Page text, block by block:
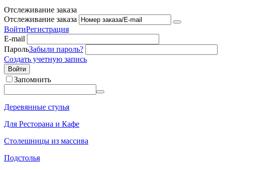
Отслеживание заказа
Отслеживание заказа
ВойтиРегистрация
E-mail
ПарольЗабыли пароль?
Создать учетную запись
Войти
Запомнить
Деревянные стулья
Для Ресторана и Кафе
Столешницы из массива
Подстолья